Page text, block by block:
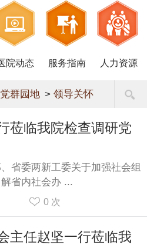
院动态 服务指南 人力资源
党群园地 >领导关怀
莅临我院检查调研党
省委两新工委关于加强社会组
省内社会办 ...
0 次
主任赵坚一行莅临我